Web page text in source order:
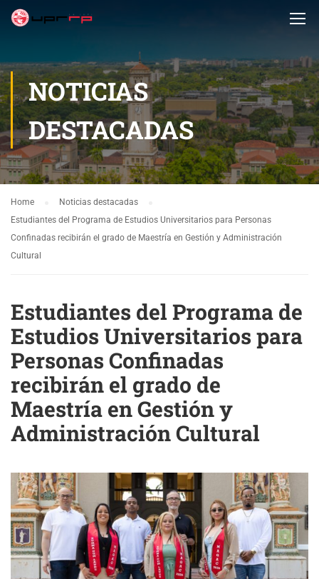
NOTICIAS
DESTACADAS
Home
Noticias destacadas
Estudiantes del Programa de Estudios Universitarios para Personas
Confinadas recibirán el grado de Maestría en Gestión y Administración
Cultural
Estudiantes del Programa de
Estudios Universitarios para
Personas Confinadas
recibirán el grado de
Maestría en Gestión y
Administración Cultural